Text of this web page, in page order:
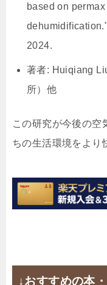
based on
dehumidification."
2024.
著者: Huiqiang
所）他
この研究が今後の空
ちの生活環境をより
↓おすすめの本